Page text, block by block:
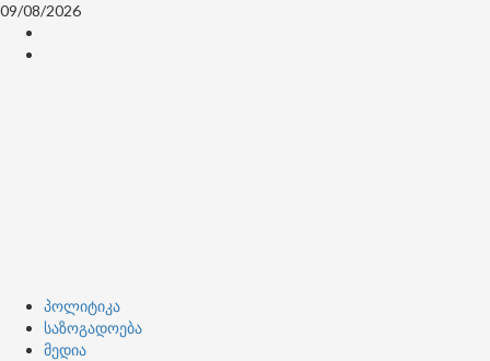
Skip
content
09/08/2026
Primary
Menu
პოლიტიკა
საზოგადოება
მედია